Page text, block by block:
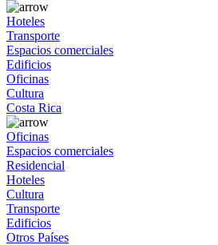
Hoteles
Transporte
Espacios comerciales
Edificios
Oficinas
Cultura
Costa Rica
Oficinas
Espacios comerciales
Residencial
Hoteles
Cultura
Transporte
Edificios
Otros Países